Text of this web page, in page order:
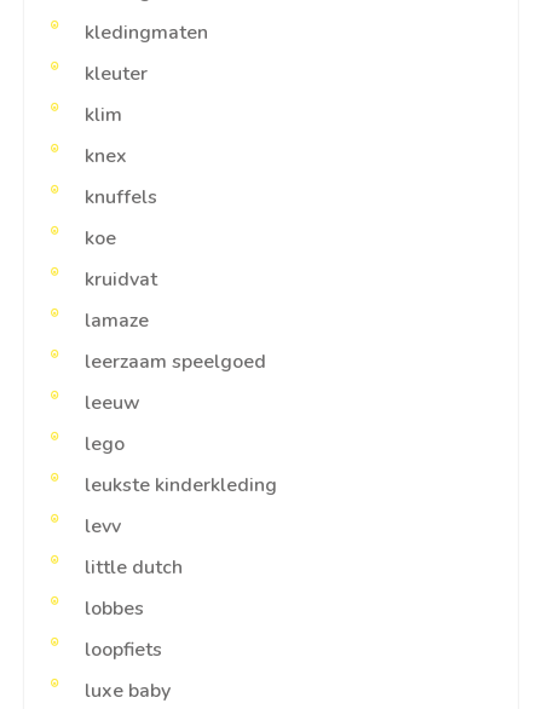
kledingmaten
kleuter
klim
knex
knuffels
koe
kruidvat
lamaze
leerzaam speelgoed
leeuw
lego
leukste kinderkleding
levv
little dutch
lobbes
loopfiets
luxe baby